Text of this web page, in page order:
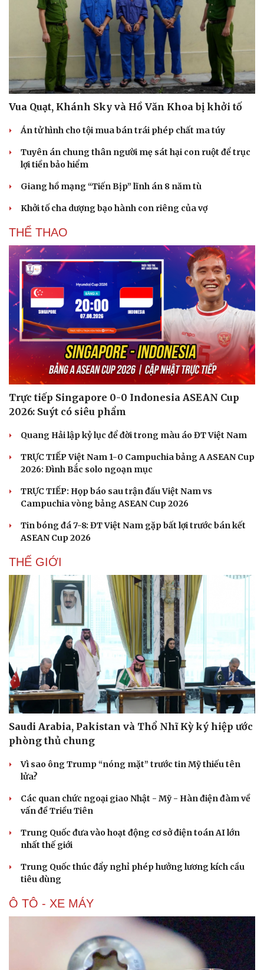
Tư vấn
Săn Tour
check-in
Câu chuyện thời sự
Đọc truyện đêm khuya
Cửa sổ tình yêu
Kể chuyện cho bé
Hạt giống tâm hồn
Cải chính
Vua Quạt, Khánh Sky và Hồ Văn Khoa bị khởi tố
Án tử hình cho tội mua bán trái phép chất ma túy
Tuyên án chung thân người mẹ sát hại con ruột để trục
lợi tiền bảo hiểm
Giang hồ mạng “Tiến Bịp” lĩnh án 8 năm tù
Khởi tố cha dượng bạo hành con riêng của vợ
THỂ THAO
Trực tiếp Singapore 0-0 Indonesia ASEAN Cup
2026: Suýt có siêu phẩm
Quang Hải lập kỷ lục để đời trong màu áo ĐT Việt Nam
TRỰC TIẾP Việt Nam 1-0 Campuchia bảng A ASEAN Cup
2026: Đình Bắc solo ngoạn mục
TRỰC TIẾP: Họp báo sau trận đấu Việt Nam vs
Campuchia vòng bảng ASEAN Cup 2026
Tin bóng đá 7-8: ĐT Việt Nam gặp bất lợi trước bán kết
ASEAN Cup 2026
THẾ GIỚI
Saudi Arabia, Pakistan và Thổ Nhĩ Kỳ ký hiệp ước
phòng thủ chung
Vì sao ông Trump “nóng mặt” trước tin Mỹ thiếu tên
lửa?
Các quan chức ngoại giao Nhật - Mỹ - Hàn điện đàm về
vấn đề Triều Tiên
Trung Quốc đưa vào hoạt động cơ sở điện toán AI lớn
nhất thế giới
Trung Quốc thúc đẩy nghỉ phép hưởng lương kích cầu
tiêu dùng
Ô TÔ - XE MÁY